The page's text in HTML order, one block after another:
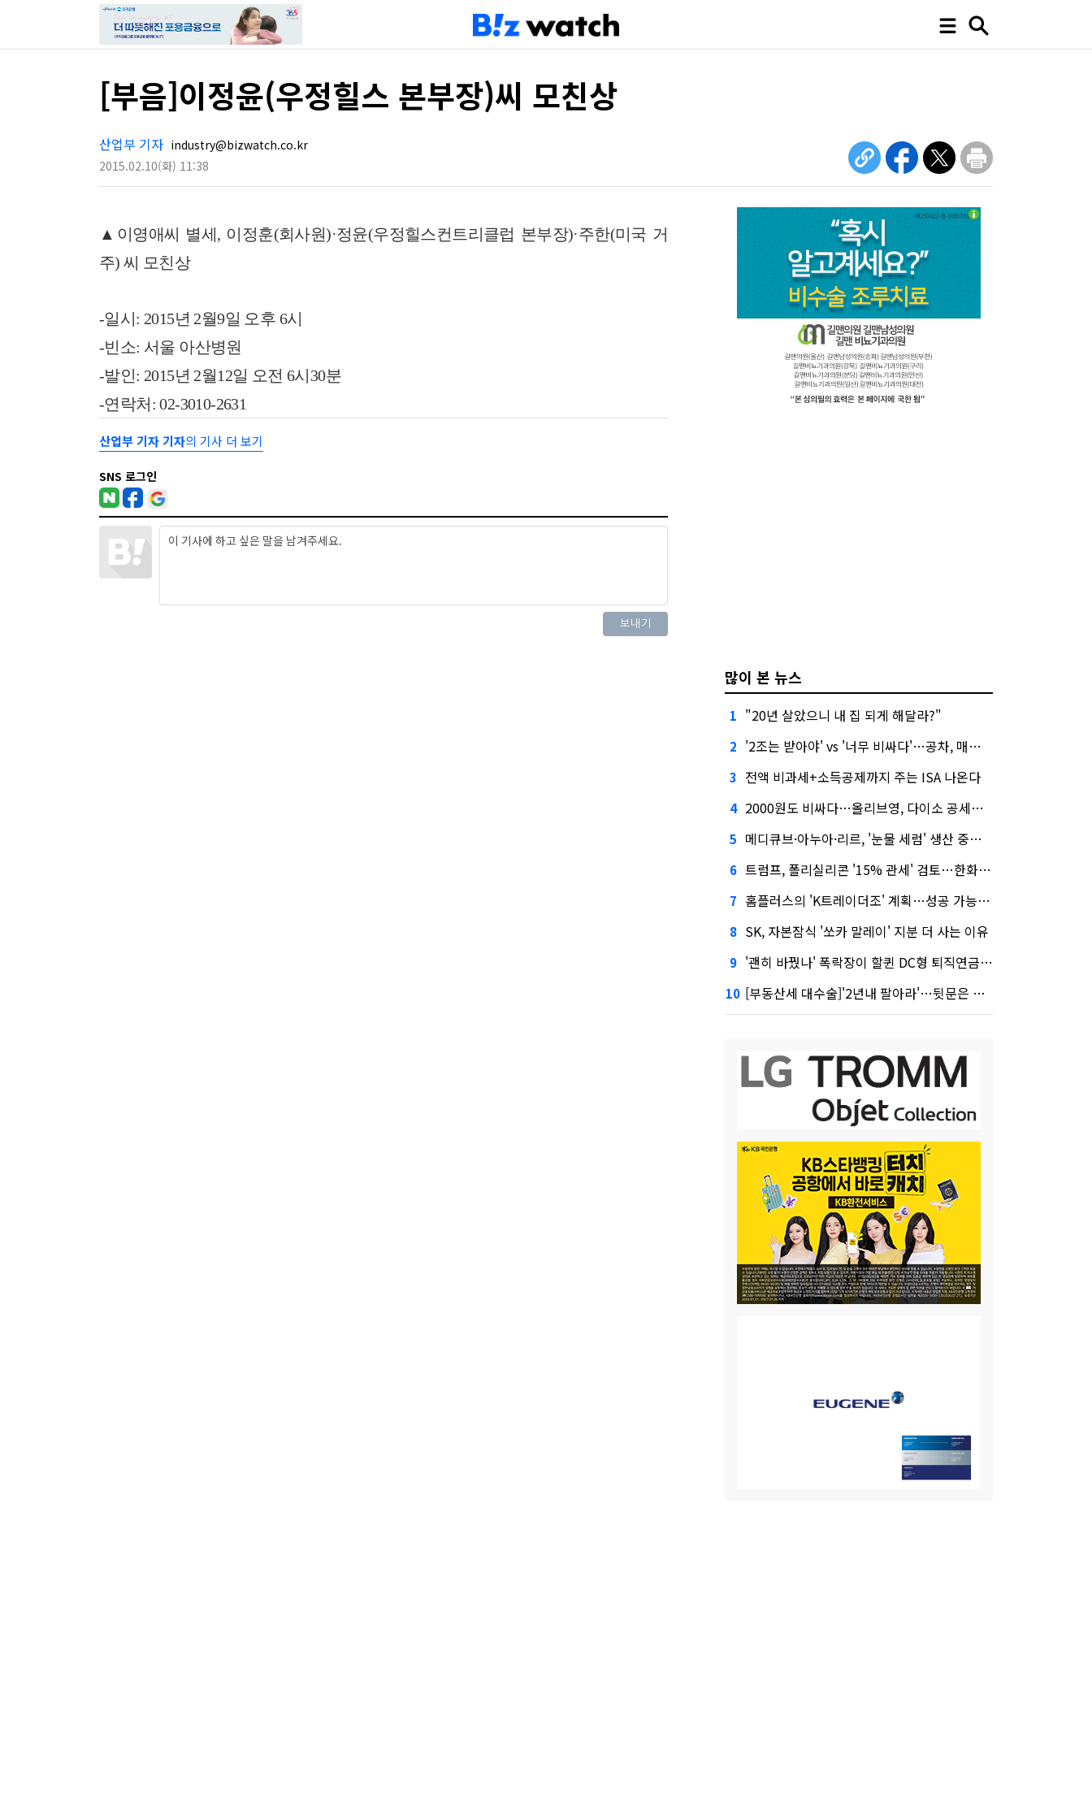
[부음]이정윤(우정힐스 본부장)씨 모친상
산업부 기자 industry@bizwatch.co.kr
2015.02.10(화) 11:38
▲이영애씨 별세, 이정훈(회사원)·정윤(우정힐스컨트리클럽 본부장)·주한(미국 거
주) 씨 모친상
-일시: 2015년 2월9일 오후 6시
-빈소: 서울 아산병원
-발인: 2015년 2월12일 오전 6시30분
-연락처: 02-3010-2631
산업부 기자 기자의 기사 더 보기
SNS 로그인
많이 본 뉴스
1 "20년 살았으니 내 집 되게 해달라?"
2 '2조는 받아야' vs '너무 비싸다'…공차, 매각 성공할까
3 전액 비과세+소득공제까지 주는 ISA 나온다
4 2000원도 비싸다…올리브영, 다이소 공세에 '가성비'로 맞불
5 메디큐브·아누아·리르, '눈물 세럼' 생산 중단한다
6 트럼프, 폴리실리콘 '15% 관세' 검토…한화큐셀·OCI 영향은?
7 홈플러스의 'K트레이더조' 계획…성공 가능성은 '글쎄'
8 SK, 자본잠식 '쏘카 말레이' 지분 더 사는 이유
9 '괜히 바꿨나' 폭락장이 할퀸 DC형 퇴직연금…전문가 조언은
10 [부동산세 대수술]'2년내 팔아라'…뒷문은 열었다